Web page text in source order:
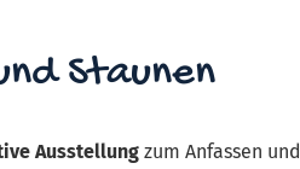
Staunen
Ausstellung zum Anfassen und